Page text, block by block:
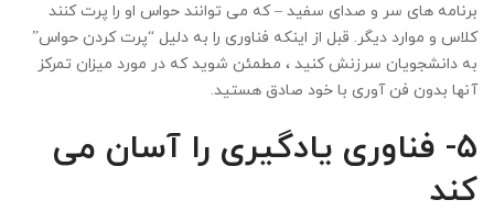
برنامه های سر و صدای سفید – که می توانند حواس او را پرت کنند
کلاس و موارد دیگر. قبل از اینکه فناوری را به دلیل “پرت کردن حواس”
به دانشجویان سرزنش کنید ، مطمئن شوید که در مورد میزان تمرکز
آنها بدون فن آوری با خود صادق هستید.
۵- فناوری یادگیری را آسان می
کند